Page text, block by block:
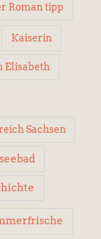
Roman tipp
Kaiserin
Elisabeth
Sachsen